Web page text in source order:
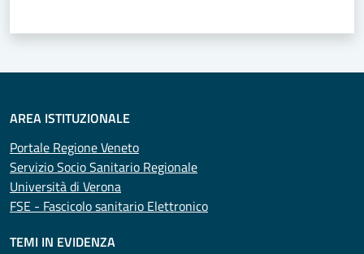
AREA ISTITUZIONALE
Portale Regione Veneto
Servizio Socio Sanitario Regionale
Università di Verona
FSE - Fascicolo sanitario Elettronico
TEMI IN EVIDENZA